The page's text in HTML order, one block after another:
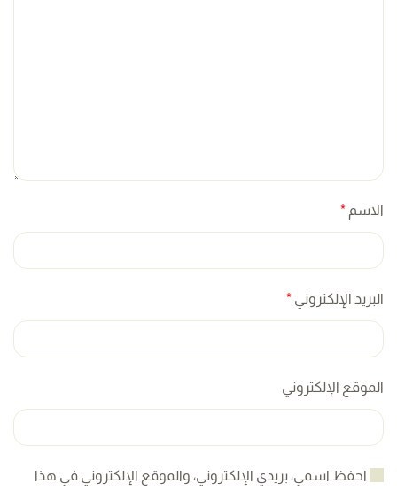
الاسم *
البريد الإلكتروني *
الموقع الإلكتروني
احفظ اسمي، بريدي الإلكتروني، والموقع الإلكتروني في هذا